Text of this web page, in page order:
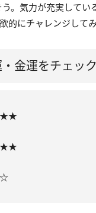
。気力が充実してい
的にチャレンジしてみ
金運をチェック